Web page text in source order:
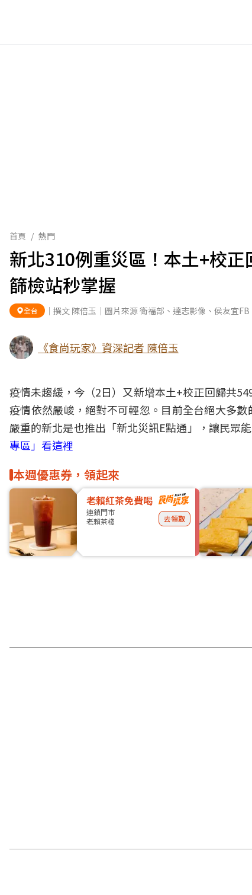
首頁 / 熱門
新北310例重災區！本土+校
篩檢站秒掌握
全台 ｜撰文 陳倍玉｜圖片來源 衛福部、達志影像、侯友宜FB
《食尚玩家》資深記者 陳倍玉
疫情未趨緩，今（2日）又新增本土+校正回歸共
疫情依然嚴峻，絕對不可輕忽。目前全台絕大多
嚴重的新北是也推出「新北災訊E點通」，讓民眾
專區」看這裡
本週優惠券，領起來
老賴紅茶免費喝
連鎖門市
老賴茶棧
去領取